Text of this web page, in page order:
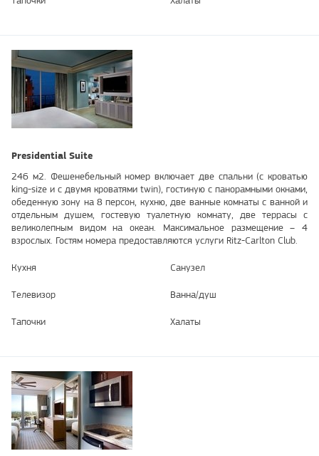
Presidential Suite
246 м2. Фешенебельный номер включает две спальни (с кроватью
king-size и с двумя кроватями twin), гостиную с панорамными окнами,
обеденную зону на 8 персон, кухню, две ванные комнаты с ванной и
отдельным душем, гостевую туалетную комнату, две террасы с
великолепным видом на океан. Максимальное размещение – 4
взрослых. Гостям номера предоставляются услуги Ritz-Carlton Club.
Кухня Санузел
Телевизор Ванна/душ
Тапочки Халаты